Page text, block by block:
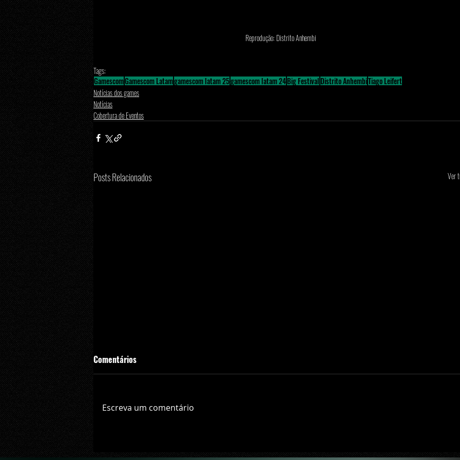
Reprodução: Distrito Anhembi
Tags:
GamescomGamescom Latamgamescom latam 25gamescom latam 24Big FestivalDistrito AnhembiTiago Leifert
Notícias dos games
Notícias
Cobertura de Eventos
Posts Relacionados Ver
gamescom latam 24 | Western Digital Tec Toy anuncia portátil em retorno ao
Comentários
Escreva um comentário